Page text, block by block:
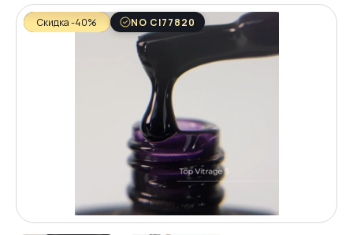
Скидка -40% NO CI77820